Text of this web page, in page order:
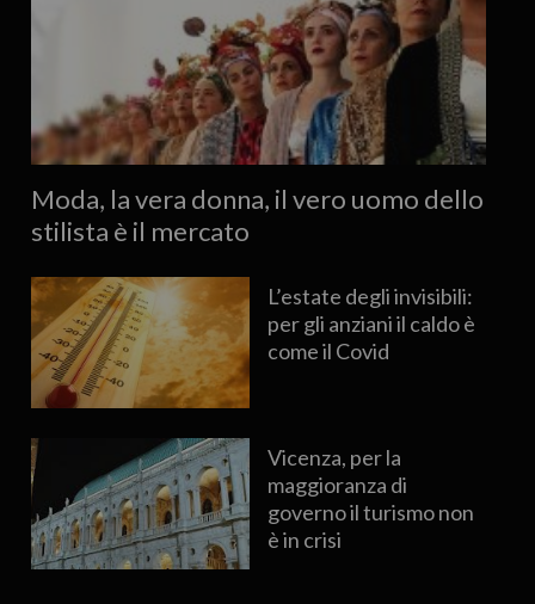
Moda, la vera donna, il vero uomo dello
stilista è il mercato
L’estate degli invisibili:
per gli anziani il caldo è
come il Covid
Vicenza, per la
maggioranza di
governo il turismo non
è in crisi